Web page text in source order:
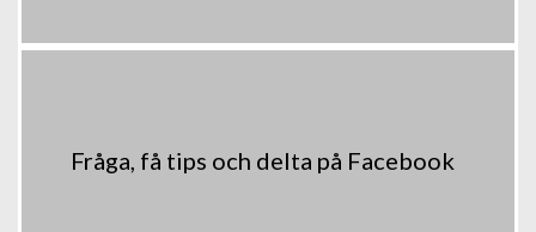
Fråga, få tips och delta på Facebook